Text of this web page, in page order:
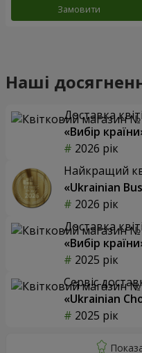
Замовити
Наші
Доставка
«Вибір
2026 рік
Найкращий
«Ukrainian
2026 рік
Доставка
«Вибір
2025 рік
Сервіс
«Ukrainian
2025 рік